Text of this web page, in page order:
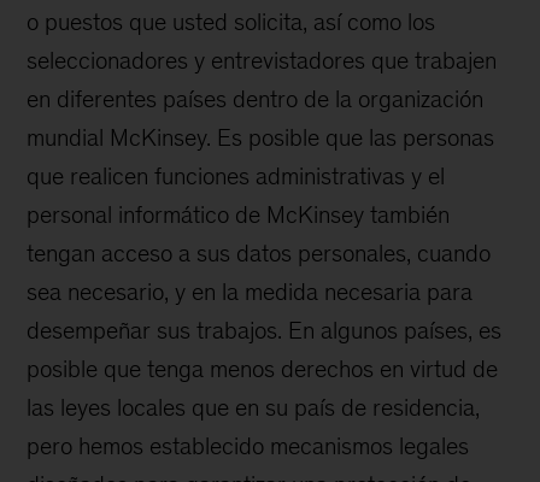
o puestos que usted solicita, así como los
seleccionadores y entrevistadores que trabajen
en diferentes países dentro de la organización
mundial McKinsey. Es posible que las personas
que realicen funciones administrativas y el
personal informático de McKinsey también
tengan acceso a sus datos personales, cuando
sea necesario, y en la medida necesaria para
desempeñar sus trabajos. En algunos países, es
posible que tenga menos derechos en virtud de
las leyes locales que en su país de residencia,
pero hemos establecido mecanismos legales